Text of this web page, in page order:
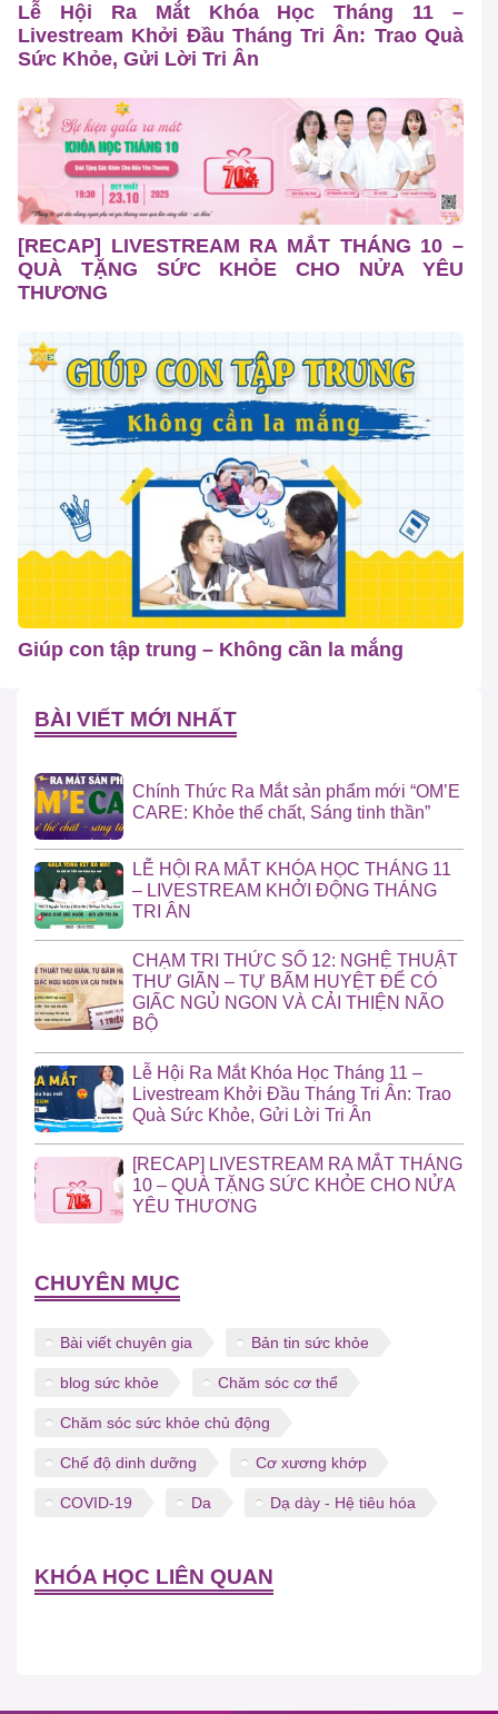
Lễ Hội Ra Mắt Khóa Học Tháng 11 –
Livestream Khởi Đầu Tháng Tri Ân: Trao Quà
Sức Khỏe, Gửi Lời Tri Ân
[RECAP] LIVESTREAM RA MẮT THÁNG 10 –
QUÀ TẶNG SỨC KHỎE CHO NỬA YÊU
THƯƠNG
Giúp con tập trung – Không cần la mắng
BÀI VIẾT MỚI NHẤT
Chính Thức Ra Mắt sản phẩm mới “OM’E
CARE: Khỏe thể chất, Sáng tinh thần”
LỄ HỘI RA MẮT KHÓA HỌC THÁNG 11
– LIVESTREAM KHỞI ĐỘNG THÁNG
TRI ÂN
CHẠM TRI THỨC SỐ 12: NGHỆ THUẬT
THƯ GIÃN – TỰ BẤM HUYỆT ĐỂ CÓ
GIẤC NGỦ NGON VÀ CẢI THIỆN NÃO
BỘ
Lễ Hội Ra Mắt Khóa Học Tháng 11 –
Livestream Khởi Đầu Tháng Tri Ân: Trao
Quà Sức Khỏe, Gửi Lời Tri Ân
[RECAP] LIVESTREAM RA MẮT THÁNG
10 – QUÀ TẶNG SỨC KHỎE CHO NỬA
YÊU THƯƠNG
CHUYÊN MỤC
Bài viết chuyên gia Bản tin sức khỏe
blog sức khỏe Chăm sóc cơ thể
Chăm sóc sức khỏe chủ động
Chế độ dinh dưỡng Cơ xương khớp
COVID-19 Da Dạ dày - Hệ tiêu hóa
KHÓA HỌC LIÊN QUAN